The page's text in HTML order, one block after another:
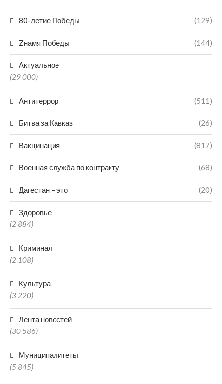
80-летие Победы (129)
Zнамя Победы (144)
Актуальное
(29 000)
Антитеррор (511)
Битва за Кавказ (26)
Вакцинация (817)
Военная служба по контракту (68)
Дагестан – это (20)
Здоровье
(2 884)
Криминал
(2 108)
Культура
(3 220)
Лента новостей
(30 586)
Муниципалитеты
(5 845)